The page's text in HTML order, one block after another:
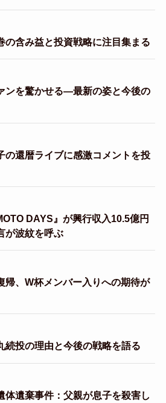
の含み益と投資戦略に注目集まる
ンを驚かせる—最新の姿と今後の
の還暦ライブに感激コメントを投
DAYS』が興行収入10.5億円
が波紋を呼ぶ
帰、W杯メンバー入りへの期待が
続投の理由と今後の戦略を語る
体遺棄事件：父親が息子を殺害し